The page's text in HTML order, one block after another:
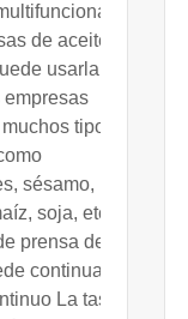
de aceite,
usarla para
empresas
tipos de
sésamo,
soja, etc. La
prensa de
continuar
La tasa